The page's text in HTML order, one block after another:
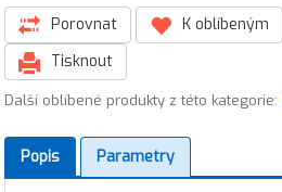
Porovnat K oblíbeným
Tisknout
Další oblíbené produkty z této kategorie:
Popis Parametry